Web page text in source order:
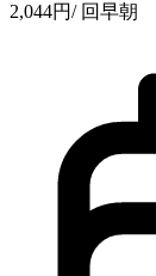
2,044円/ 回早朝